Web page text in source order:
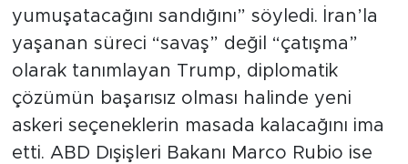
yumuşatacağını sandığını” söyledi. İran’la
yaşanan süreci “savaş” değil “çatışma”
olarak tanımlayan Trump, diplomatik
çözümün başarısız olması halinde yeni
askeri seçeneklerin masada kalacağını ima
etti. ABD Dışişleri Bakanı Marco Rubio ise